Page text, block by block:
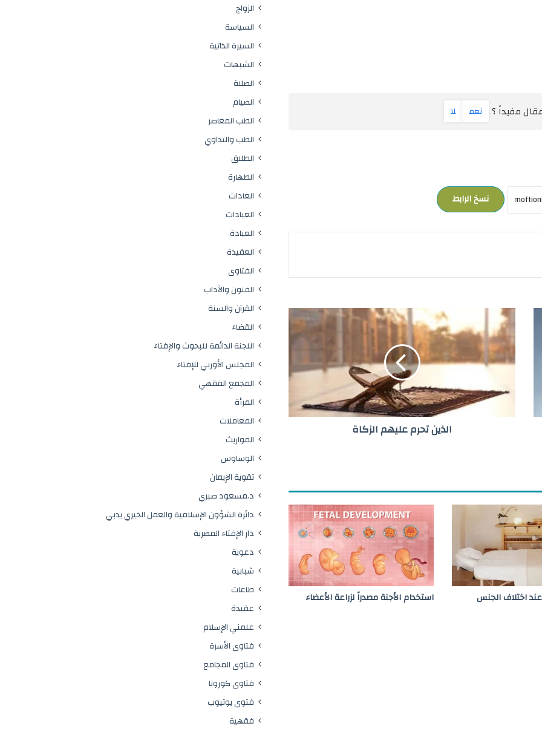
مفيداً ؟ نعم لا
نسخ الرابط
ل
ن
م
ا
ل
ز
ك
ا
ة
الذين تحرم عليهم الزكاة
عند اختلاف الجنس استخدام الأجنة مصدراً لزراعة الأعضاء
الزواج
السياسة
السيرة الذاتية
الشبهات
الصلاة
الصيام
الطب المعاصر
الطب والتداوي
الطلاق
الطهارة
العادات
العبادات
العبادة
العقيدة
الفتاوى
الفنون والآداب
القرآن والسنة
القضاء
اللجنة الدائمة للبحوث والإفتاء
المجلس الأوربي للإفتاء
المجمع الفقهي
المرأة
المعاملات
المواريث
الوساوس
تقوية الإيمان
د.مسعود صبري
دائرة الشؤون الإسلامية والعمل الخيري بدبي
دار الإفتاء المصرية
دعوية
شبابية
طاعات
عقيدة
علمني الإسلام
فتاوى الأسرة
فتاوى المجامع
فتاوى كورونا
فتوى يوتيوب
فقهية